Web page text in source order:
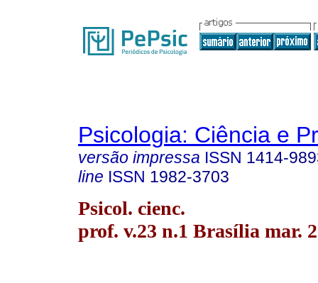
Psicologia: Ciência e
versão impressa ISSN 1414-
line ISSN 1982-3703
Psicol. cienc.
prof. v.23 n.1 Brasília mar.